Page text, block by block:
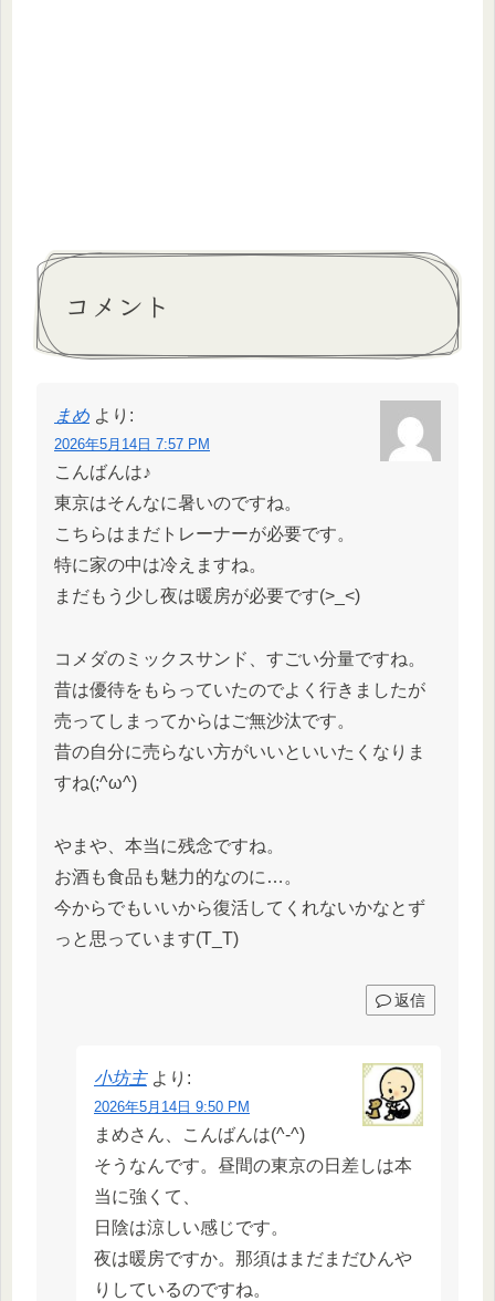
コメント
まめ より:
2026年5月14日 7:57 PM
こんばんは♪
東京はそんなに暑いのですね。
こちらはまだトレーナーが必要です。
特に家の中は冷えますね。
まだもう少し夜は暖房が必要です(>_<)
コメダのミックスサンド、すごい分量ですね。
昔は優待をもらっていたのでよく行きましたが
売ってしまってからはご無沙汰です。
昔の自分に売らない方がいいといいたくなりま
すね(;^ω^)
やまや、本当に残念ですね。
お酒も食品も魅力的なのに…。
今からでもいいから復活してくれないかなとず
っと思っています(T_T)
返信
小坊主 より:
2026年5月14日 9:50 PM
まめさん、こんばんは(^-^)
そうなんです。昼間の東京の日差しは本
当に強くて、
日陰は涼しい感じです。
夜は暖房ですか。那須はまだまだひんや
りしているのですね。